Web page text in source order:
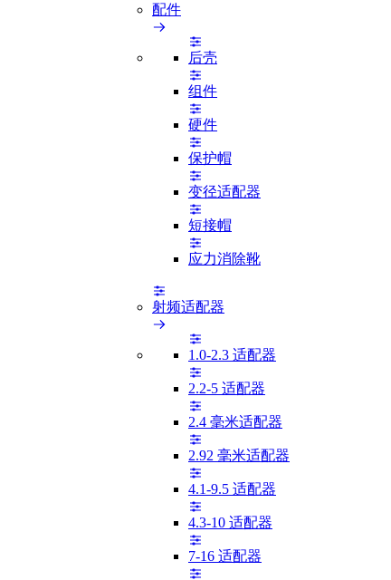
配件
后壳
组件
硬件
保护帽
变径适配器
短接帽
应力消除靴
射频适配器
1.0-2.3 适配器
2.2-5 适配器
2.4 毫米适配器
2.92 毫米适配器
4.1-9.5 适配器
4.3-10 适配器
7-16 适配器